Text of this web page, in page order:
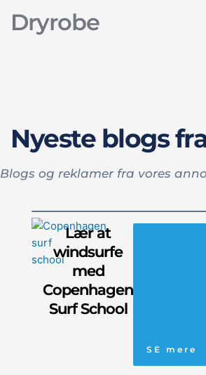
Dryrobe
Nyeste blogs
Blogs og reklamer fra vores
Lær at
windsurfe
med
Copenhagen
Surf School
SE mere